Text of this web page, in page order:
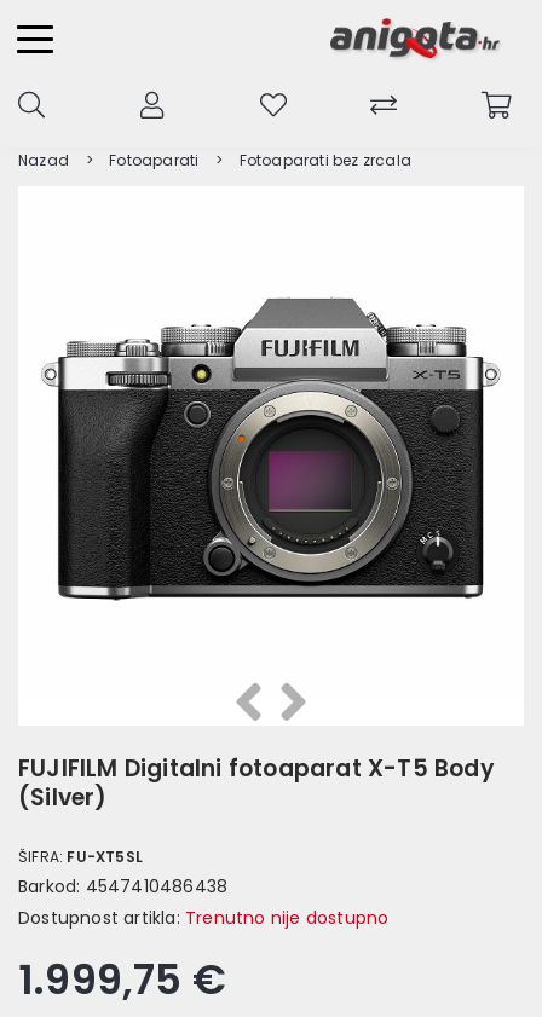
Nazad Fotoaparati Fotoaparati bez zrcala
PrethodnaSlijedeća
FUJIFILM Digitalni fotoaparat X-T5 Body
(Silver)
ŠIFRA: FU-XT5SL
Barkod: 4547410486438
Dostupnost artikla: Trenutno nije dostupno
1.999,75 €